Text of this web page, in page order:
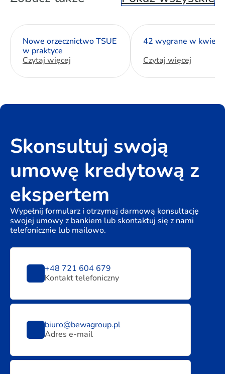
Nowe orzecznictwo TSUE
w praktyce
Czytaj więcej
42 wygrane w
Czytaj więcej
Skonsultuj swoją
umowę kredytową z
ekspertem
Wypełnij formularz i otrzymaj darmową konsultację
swojej umowy z bankiem lub skontaktuj się z nami
telefonicznie lub mailowo.
+48 721 604 679
Kontakt telefoniczny
biuro@bewagroup.pl
Adres e-mail